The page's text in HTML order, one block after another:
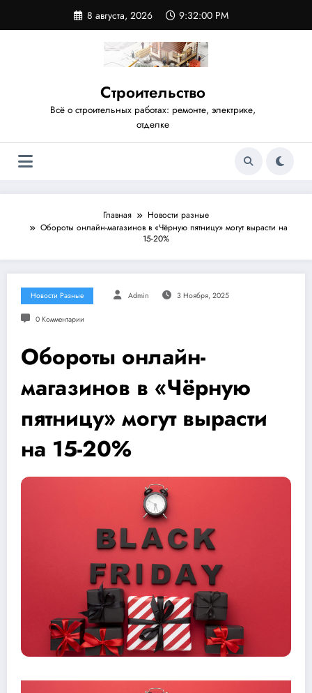
содержимому
8 августа, 2026 9:32:01 PM
Строительство
Всё о строительных работах: ремонте, электрике,
отделке
Главная
Новости разные
Обороты онлайн-магазинов в «Чёрную пятницу» могут вырасти на
15-20%
Новости Разные Admin 3 Ноября, 2025
0 Комментарии
Обороты онлайн-
магазинов в «Чёрную
пятницу» могут вырасти
на 15-20%